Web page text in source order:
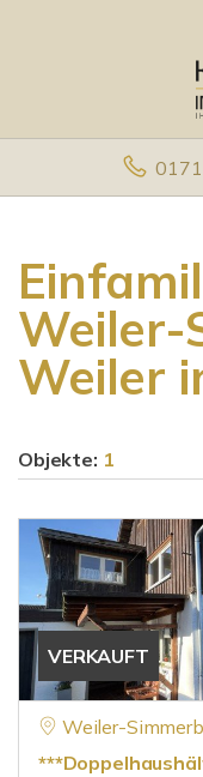
Weiler-
Weiler
Objekte: 1
VERKAUFT
Weiler-